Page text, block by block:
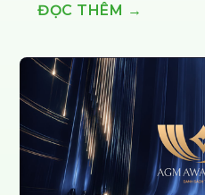
ĐỌC THÊM →